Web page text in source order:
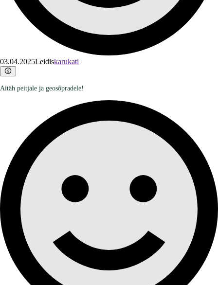
03.04.2025Leidiskarukati
Aitäh peitjale ja geosõpradele!